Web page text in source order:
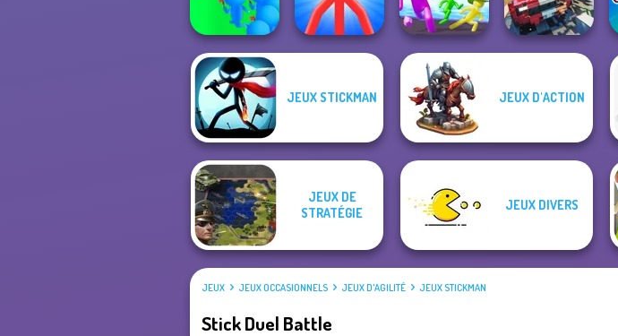
Crowd
Lumberjack
Red Stickman vs
Giant Rush!
Carnage Battle
JEUX STICKMAN JEUX D'ACTION
JEUX DE
STRATÉGIE
JEUX DIVERS
JEUX JEUX OCCASIONNELS JEUX D'AGILITÉ JEUX STICKMAN
Stick Duel Battle